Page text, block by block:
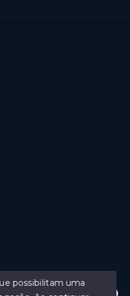
possibilitam uma